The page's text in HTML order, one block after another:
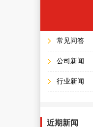
常见问答
公司新闻
行业新闻
近期新闻